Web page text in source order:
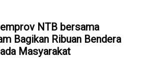
NTB bersama
Bagikan Ribuan Bendera
Masyarakat